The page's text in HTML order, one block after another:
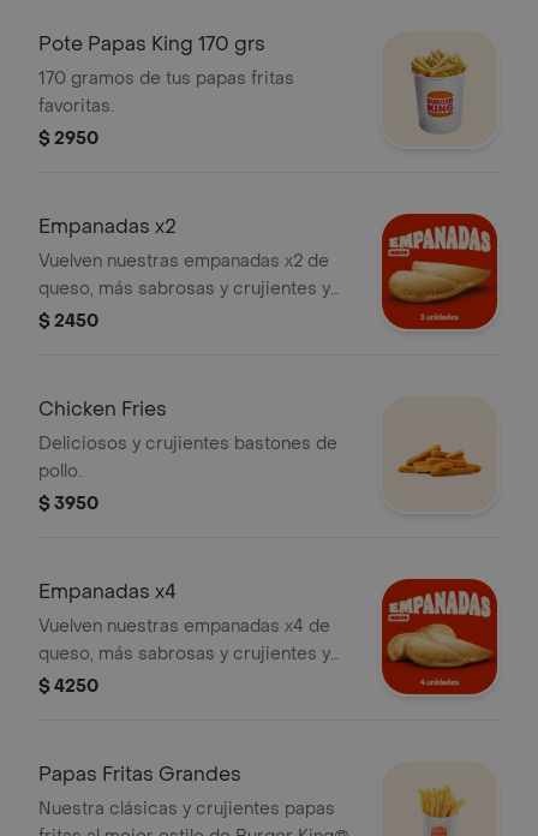
Pote Papas King 170 grs
170 gramos de tus papas fritas
favoritas.
$ 2950
Empanadas x2
Vuelven nuestras empanadas x2 de
queso, más sabrosas y crujientes y
con muuuuuucho más queso.
$ 2450
Chicken Fries
Deliciosos y crujientes bastones de
pollo.
$ 3950
Empanadas x4
Vuelven nuestras empanadas x4 de
queso, más sabrosas y crujientes y
con muuuuuucho más queso.
$ 4250
Papas Fritas Grandes
Nuestra clásicas y crujientes papas